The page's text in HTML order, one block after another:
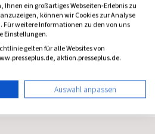
Art
Das Kunstmagazin
ab 18,00 €
Natur-
Ihnen ein großartiges Webseiten-Erlebnis zu
können wir Cookies zur Analyse
weitere Informationen zu den von uns
Einstellungen.
gelten für alle Websites von
aktion.presseplus.de.
Auswahl anpassen